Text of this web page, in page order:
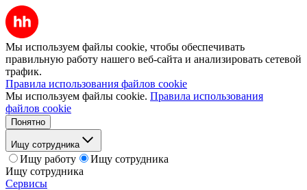
Мы используем файлы cookie, чтобы обеспечивать
правильную работу нашего веб-сайта и анализировать сетевой
трафик.
Правила использования файлов cookie
Мы используем файлы cookie. Правила использования
файлов cookie
Понятно
Ищу сотрудника
Ищу работу
Ищу сотрудника
Ищу сотрудника
Сервисы